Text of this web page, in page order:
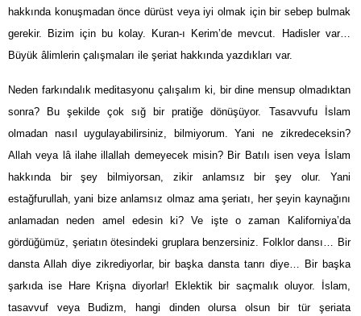
hakkında konuşmadan önce dürüst veya iyi olmak için bir sebep bulmak
gerekir. Bizim için bu kolay. Kuran-ı Kerim’de mevcut. Hadisler var…
Büyük âlimlerin çalışmaları ile şeriat hakkında yazdıkları var.
Neden farkındalık meditasyonu çalışalım ki, bir dine mensup olmadıktan
sonra? Bu şekilde çok sığ bir pratiğe dönüşüyor. Tasavvufu İslam
olmadan nasıl uygulayabilirsiniz, bilmiyorum. Yani ne zikredeceksin?
Allah veya lâ ilahe illallah demeyecek misin? Bir Batılı isen veya İslam
hakkında bir şey bilmiyorsan, zikir anlamsız bir şey olur. Yani
estağfurullah, yani bize anlamsız olmaz ama şeriatı, her şeyin kaynağını
anlamadan neden amel edesin ki? Ve işte o zaman Kaliforniya’da
gördüğümüz, şeriatın ötesindeki gruplara benzersiniz. Folklor dansı… Bir
dansta Allah diye zikrediyorlar, bir başka dansta tanrı diye… Bir başka
şarkıda ise Hare Krişna diyorlar! Eklektik bir saçmalık oluyor. İslam,
tasavvuf veya Budizm, hangi dinden olursa olsun bir tür şeriata